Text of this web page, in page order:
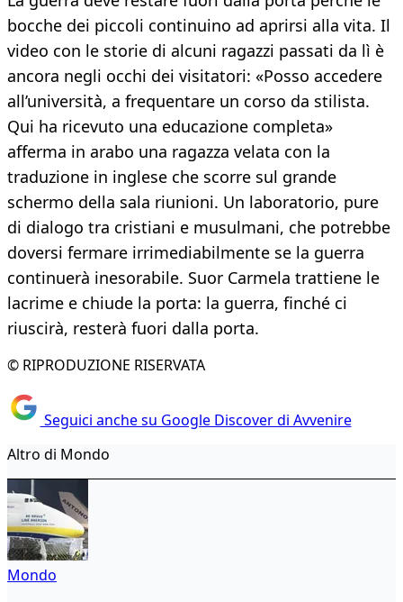
bocche dei piccoli continuino ad aprirsi alla vita. Il
video con le storie di alcuni ragazzi passati da lì è
ancora negli occhi dei visitatori: «Posso accedere
all’università, a frequentare un corso da stilista.
Qui ha ricevuto una educazione completa»
afferma in arabo una ragazza velata con la
traduzione in inglese che scorre sul grande
schermo della sala riunioni. Un laboratorio, pure
di dialogo tra cristiani e musulmani, che potrebbe
doversi fermare irrimediabilmente se la guerra
continuerà inesorabile. Suor Carmela trattiene le
lacrime e chiude la porta: la guerra, finché ci
riuscirà, resterà fuori dalla porta.
© RIPRODUZIONE RISERVATA
Seguici anche su Google Discover di Avvenire
Altro di Mondo
Mondo